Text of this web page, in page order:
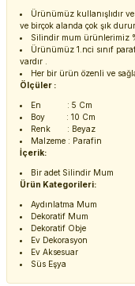
Ürünümüz kullanışlıdır
ve birçok alanda çok şık
Silindir mum ürünlerimiz
Ürünümüz 1.nci sınıf
vardır .
Her bir ürün özenli ve
Ölçüler :
En : 5 Cm
Boy : 10 Cm
Renk : Beyaz
Malzeme : Parafin
İçerik:
Bir adet Silindir Mum
Ürün Kategorileri:
Aydınlatma Mum
Dekoratif Mum
Dekoratif Obje
Ev Dekorasyon
Ev Aksesuar
Süs Eşya